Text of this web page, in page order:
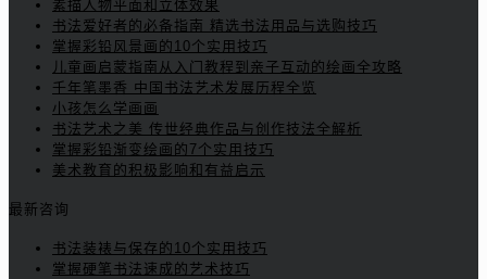
素描人物平面和立体效果
书法爱好者的必备指南 精选书法用品与选购技巧
掌握彩铅风景画的10个实用技巧
儿童画启蒙指南从入门教程到亲子互动的绘画全攻略
千年笔墨香 中国书法艺术发展历程全览
小孩怎么学画画
书法艺术之美 传世经典作品与创作技法全解析
掌握彩铅渐变绘画的7个实用技巧
美术教育的积极影响和有益启示
最新咨询
书法装裱与保存的10个实用技巧
掌握硬笔书法速成的艺术技巧